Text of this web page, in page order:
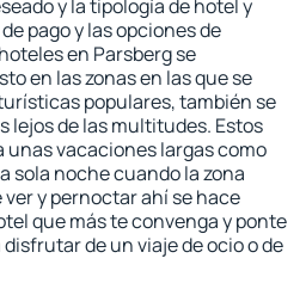
y la tipología de hotel y
pago y las opciones de
en Parsberg se
en las zonas en las que se
populares, también se
lejos de las multitudes. Estos
vacaciones largas como
sola noche cuando la zona
y pernoctar ahí se hace
que más te convenga y ponte
de un viaje de ocio o de